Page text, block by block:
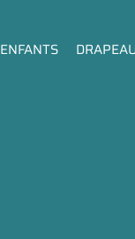
ENFANTS